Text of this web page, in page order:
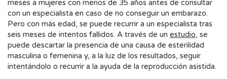
meses a mujeres con menos de 35 años antes de consultar
con un especialista en caso de no conseguir un embarazo.
Pero con más edad, se puede recurrir a un especialista tras
seis meses de intentos fallidos. A través de un estudio, se
puede descartar la presencia de una causa de esterilidad
masculina o femenina y, a la luz de los resultados, seguir
intentándolo o recurrir a la ayuda de la reproducción asistida.